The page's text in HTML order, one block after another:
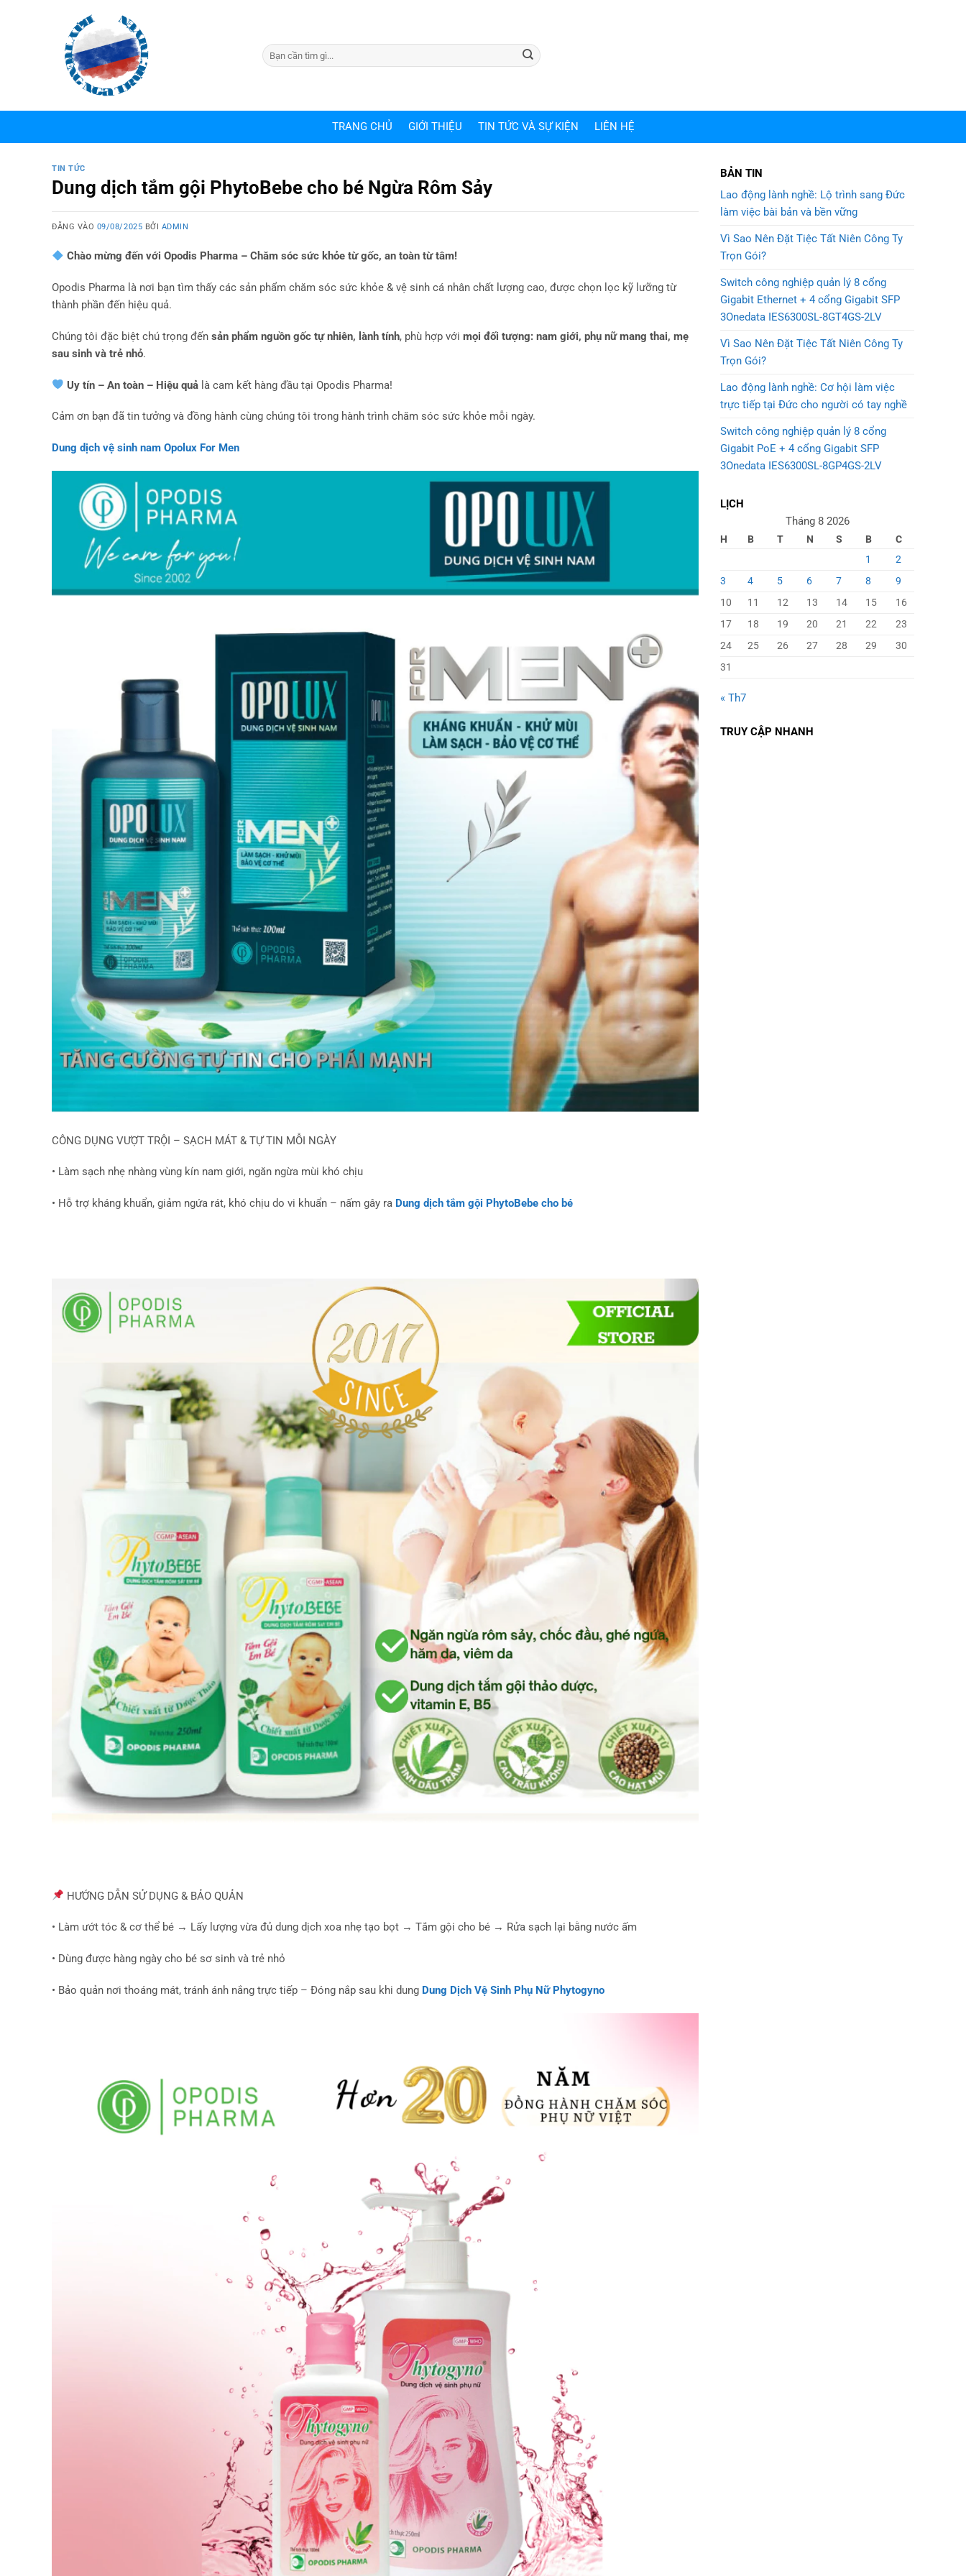
TRANG CHỦ GIỚI THIỆU TIN TỨC VÀ SỰ KIỆN LIÊN HỆ
TIN TỨC
Dung dịch tắm gội PhytoBebe cho bé Ngừa Rôm Sảy
ĐĂNG VÀO 09/08/2025 BỞI ADMIN
Chào mừng đến với Opodis Pharma – Chăm sóc sức khỏe từ gốc, an toàn từ tâm!
Opodis Pharma là nơi bạn tìm thấy các sản phẩm chăm sóc sức khỏe & vệ sinh cá nhân chất lượng cao, được chọn lọc kỹ lưỡng từ
thành phần đến hiệu quả.
Chúng tôi đặc biệt chú trọng đến sản phẩm nguồn gốc tự nhiên, lành tính, phù hợp với mọi đối tượng: nam giới, phụ nữ mang thai, mẹ
sau sinh và trẻ nhỏ.
Uy tín – An toàn – Hiệu quả là cam kết hàng đầu tại Opodis Pharma!
Cảm ơn bạn đã tin tưởng và đồng hành cùng chúng tôi trong hành trình chăm sóc sức khỏe mỗi ngày.
Dung dịch vệ sinh nam Opolux For Men
CÔNG DỤNG VƯỢT TRỘI – SẠCH MÁT & TỰ TIN MỖI NGÀY
• Làm sạch nhẹ nhàng vùng kín nam giới, ngăn ngừa mùi khó chịu
• Hỗ trợ kháng khuẩn, giảm ngứa rát, khó chịu do vi khuẩn – nấm gây ra Dung dịch tắm gội PhytoBebe cho bé
HƯỚNG DẪN SỬ DỤNG & BẢO QUẢN
• Làm ướt tóc & cơ thể bé → Lấy lượng vừa đủ dung dịch xoa nhẹ tạo bọt → Tắm gội cho bé → Rửa sạch lại bằng nước ấm
• Dùng được hàng ngày cho bé sơ sinh và trẻ nhỏ
• Bảo quản nơi thoáng mát, tránh ánh nắng trực tiếp – Đóng nắp sau khi dung Dung Dịch Vệ Sinh Phụ Nữ Phytogyno
BẢN TIN
Lao động lành nghề: Lộ trình sang Đức
làm việc bài bản và bền vững
Vì Sao Nên Đặt Tiệc Tất Niên Công Ty
Trọn Gói?
Switch công nghiệp quản lý 8 cổng
Gigabit Ethernet + 4 cổng Gigabit SFP
3Onedata IES6300SL-8GT4GS-2LV
Vì Sao Nên Đặt Tiệc Tất Niên Công Ty
Trọn Gói?
Lao động lành nghề: Cơ hội làm việc
trực tiếp tại Đức cho người có tay nghề
Switch công nghiệp quản lý 8 cổng
Gigabit PoE + 4 cổng Gigabit SFP
3Onedata IES6300SL-8GP4GS-2LV
LỊCH
Tháng 8 2026
H B T N S B
C
1
2
3
4 5 6 7 8
9
10
11 12 13 14 15
16
17
18 19 20 21 22
23
24
25 26 27 28 29
30
31
« Th7
TRUY CẬP NHANH